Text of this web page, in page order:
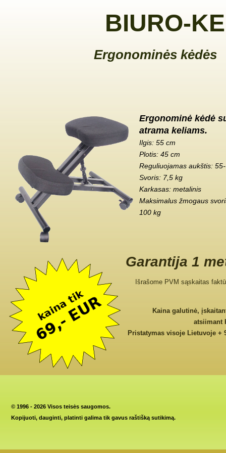
BIURO-
Ergonominės kėdės
Ergonominė kėdė
atrama keliams.
Ilgis: 55 cm
Plotis: 45 cm
Reguliuojamas aukštis:
Svoris: 7,5 kg
Karkasas: metalinis
Maksimalus žmogaus
100 kg
Garantija 1
Išrašome PVM sąskaitas
Kaina galutinė,
atsiimant
Pristatymas visoje Lietuvoje +
© 1996 - 2026 Visos teisės saugomos.
Kopijuoti, dauginti, platinti galima tik gavus raštišką sutikimą.